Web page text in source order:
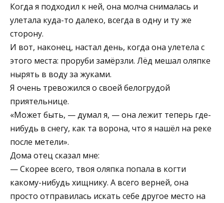
Когда я подходил к ней, она молча снималась и
улетала куда-то далеко, всегда в одну и ту же
сторону.
И вот, наконец, настал день, когда она улетела с
этого места: проруби замёрзли. Лёд мешал оляпке
нырять в воду за жуками.
Я очень тревожился о своей белогрудой
приятельнице.
«Может быть, — думал я, — она лежит теперь где-
нибудь в снегу, как та ворона, что я нашёл на реке
после метели».
Дома отец сказал мне:
— Скорее всего, твоя оляпка попала в когти
какому-нибудь хищнику. А всего верней, она
просто отправилась искать себе другое место на